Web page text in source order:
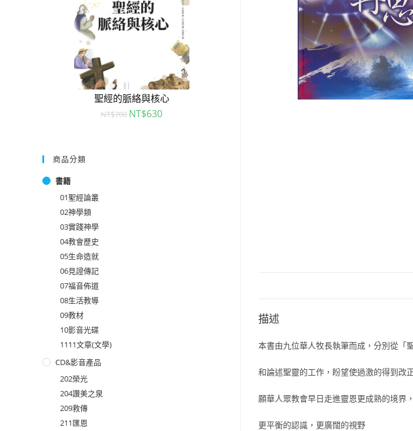
描述
本書由九位華人牧長執筆而成，分別從「
和論述聖靈的工作，盼望使過激的得到改
願華人眾教會早日走進靈恩更成熟的境界
更平衡的認識，更廣闊的視野
聖經的脈絡與核心
NT$700 NT$630
聖經的脈絡與核心
商品分類
書籍
01聖經論叢
02神學類
03實踐神學
04教會歷史
05生命造就
06見證傳記
07福音佈道
08生活教導
09教材
10影音光碟
1111文章(文學)
CD&影音產品
202榮光
204讚美之泉
209救傳
211匯恩